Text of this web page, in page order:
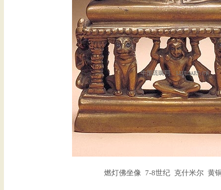
燃灯佛坐像 7-8世纪 克什米尔 黄